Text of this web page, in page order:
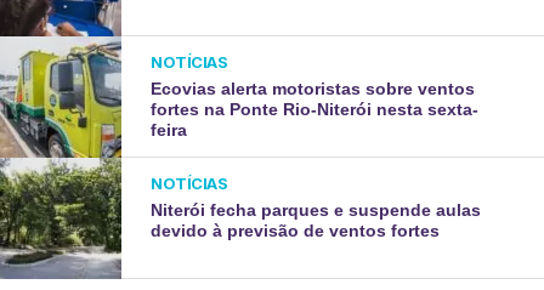
NOTÍCIAS
Ecovias alerta motoristas sobre ventos
fortes na Ponte Rio-Niterói nesta sexta-
feira
NOTÍCIAS
Niterói fecha parques e suspende aulas
devido à previsão de ventos fortes